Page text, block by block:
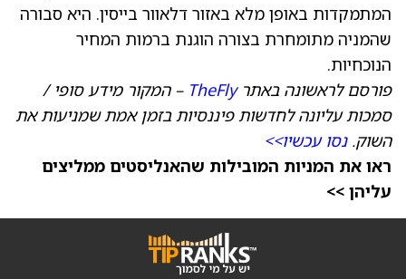
המתמקדות באופן מלא באזור דלאוור בייסין. היא סבורה
שהמניה מתומחרת בצורה הוגנת ברמות המחיר
הנוכחיות.
פורסם לראשונה באתרTheFly – המקור מידע סופי /
סמכות עליונה לחדשות פיננסיות בזמן אמת שמניעות את
השוק.נסו עכשיו>>
ראו את המניות המובילות שהאנליסטים ממליצים
עליהן >>